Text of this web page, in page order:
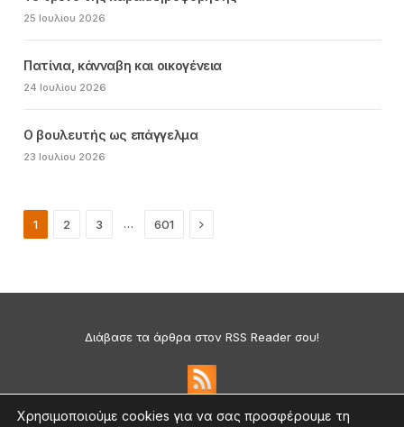
25 Ιουλίου 2026
Πατίνια, κάνναβη και οικογένεια
24 Ιουλίου 2026
Ο βουλευτής ως επάγγελμα
23 Ιουλίου 2026
1 2 3 … 601 Next
Διάβασε τα άρθρα στον RSS Reader σου!
Χρησιμοποιούμε cookies για να σας προσφέρουμε τη